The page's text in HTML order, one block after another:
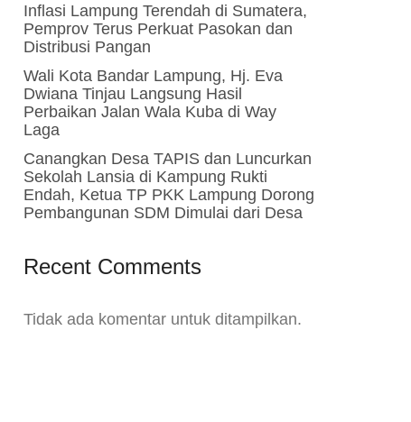
Inflasi Lampung Terendah di Sumatera,
Pemprov Terus Perkuat Pasokan dan
Distribusi Pangan
Wali Kota Bandar Lampung, Hj. Eva
Dwiana Tinjau Langsung Hasil
Perbaikan Jalan Wala Kuba di Way
Laga
Canangkan Desa TAPIS dan Luncurkan
Sekolah Lansia di Kampung Rukti
Endah, Ketua TP PKK Lampung Dorong
Pembangunan SDM Dimulai dari Desa
Recent Comments
Tidak ada komentar untuk ditampilkan.